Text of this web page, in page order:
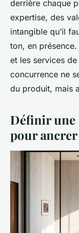
derrière chaque
expertise, des
intangible qu’il
ton, en
et les services
concurrence ne
du produit, mais
Définir une
pour